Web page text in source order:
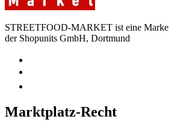
STREETFOOD-MARKET ist eine Marke
der Shopunits GmbH, Dortmund
Marktplatz-Recht